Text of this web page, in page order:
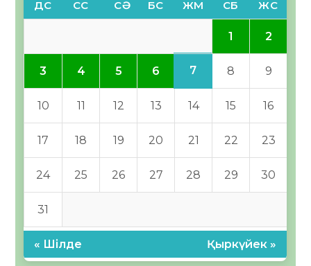
ДС СС СӘ БС ЖМ СБ ЖС
1 2
3 4 5 6 7 8 9
10 11 12 13 14 15 16
17 18 19 20 21 22 23
24 25 26 27 28 29 30
31
« Шілде Қыркүйек »